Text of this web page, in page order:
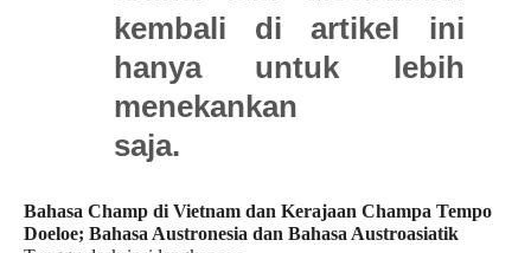
kembali di artikel ini
hanya untuk lebih
menekankan
saja.
Bahasa Champ di Vietnam dan Kerajaan Champa Tempo
Doeloe; Bahasa Austronesia dan Bahasa Austroasiatik